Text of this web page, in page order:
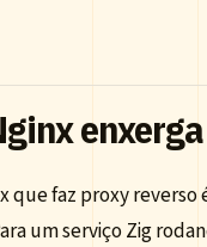
que faz proxy reverso
um serviço Zig